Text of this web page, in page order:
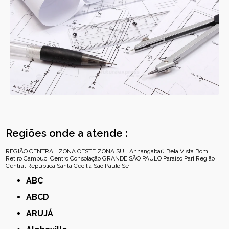
Regiões onde a atende :
REGIÃO CENTRAL ZONA OESTE ZONA SUL Anhangabaú Bela Vista Bom
Retiro Cambuci Centro Consolação GRANDE SÃO PAULO Paraíso Pari Região
Central República Santa Cecília São Paulo Sé
ABC
ABCD
ARUJÁ